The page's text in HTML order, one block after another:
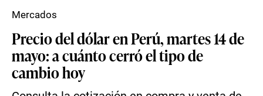
Precio del dólar en Perú, martes 14 de
mayo: a cuánto cerró el tipo de
cambio hoy
Mercados